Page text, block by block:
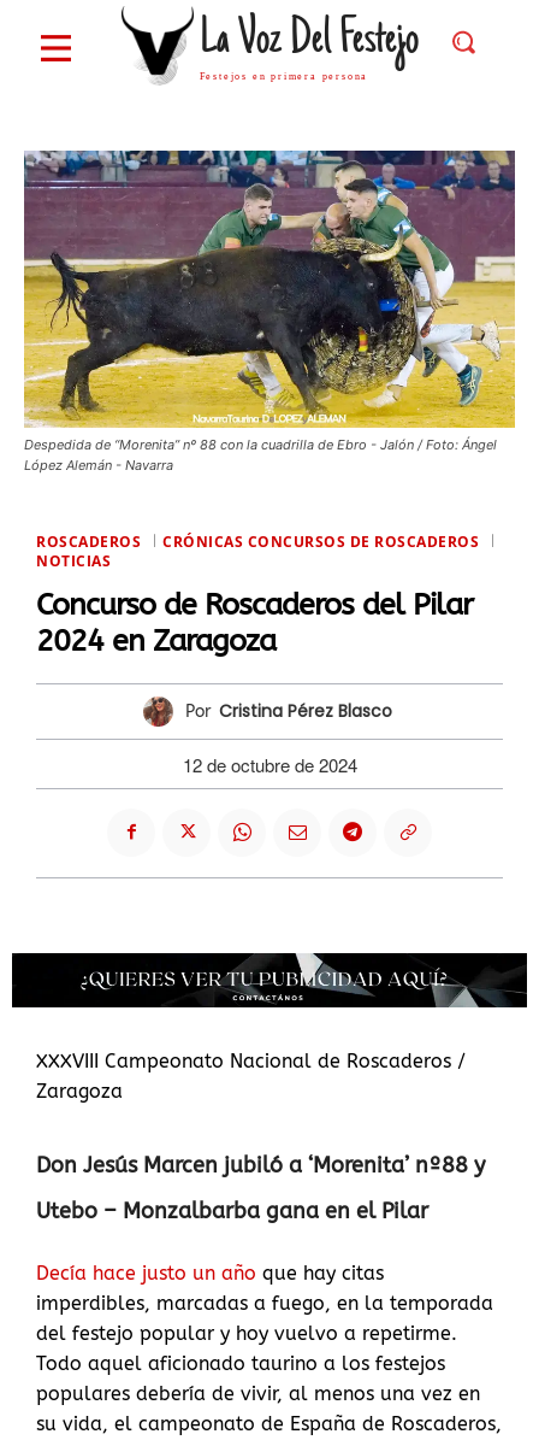
La Voz Del Festejo
Festejos en primera persona
Despedida de “Morenita” nº 88 con la cuadrilla de Ebro - Jalón / Foto: Ángel
López Alemán - Navarra
ROSCADEROS
CRÓNICAS CONCURSOS DE ROSCADEROS
NOTICIAS
Concurso de Roscaderos del Pilar
2024 en Zaragoza
Por Cristina Pérez Blasco
12 de octubre de 2024
XXXVIII Campeonato Nacional de Roscaderos /
Zaragoza
Don Jesús Marcen jubiló a ‘Morenita’ nº88 y
Utebo – Monzalbarba gana en el Pilar
Decía hace justo un año que hay citas
imperdibles, marcadas a fuego, en la temporada
del festejo popular y hoy vuelvo a repetirme.
Todo aquel aficionado taurino a los festejos
populares debería de vivir, al menos una vez en
su vida, el campeonato de España de Roscaderos,